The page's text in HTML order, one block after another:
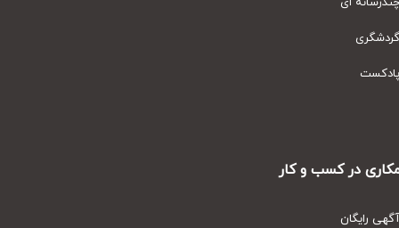
در کسب و کار
رایگان